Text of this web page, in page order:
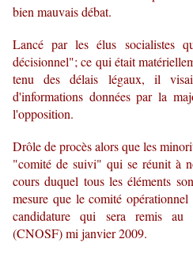
bien mauvais débat.
Lancé par les élus socialistes
décisionnel"; ce qui était
tenu des délais légaux, il
d'informations données par la
l'opposition.
Drôle de procès alors que les
"comité de suivi" qui se réunit à
cours duquel tous les éléments
mesure que le comité
candidature qui sera remis au
(CNOSF) mi janvier 2009.